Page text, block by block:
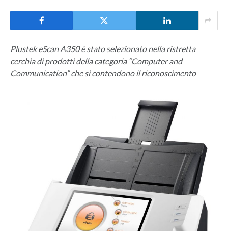
Plustek eScan A350 è stato selezionato nella ristretta
cerchia di prodotti della categoria “Computer and
Communication” che si contendono il riconoscimento